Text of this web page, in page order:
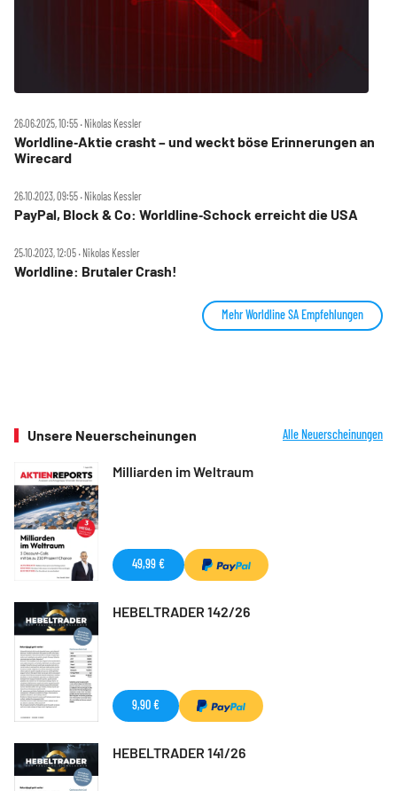
26.06.2025, 10:55 ‧ Nikolas Kessler
Worldline‑Aktie crasht – und weckt böse Erinnerungen an
Wirecard
26.10.2023, 09:55 ‧ Nikolas Kessler
PayPal, Block & Co: Worldline‑Schock erreicht die USA
25.10.2023, 12:05 ‧ Nikolas Kessler
Worldline: Brutaler Crash!
Mehr Worldline SA Empfehlungen
Unsere Neuerscheinungen Alle Neuerscheinungen
Milliarden im Weltraum
49,99 €
HEBELTRADER 142/26
9,90 €
HEBELTRADER 141/26